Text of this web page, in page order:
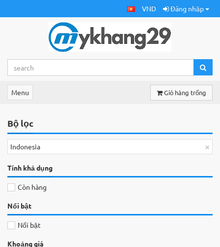
VND Đăng nhập
Menu Giỏ hàng trống
Bộ lọc
×
Indonesia
Tính khả dụng
Còn hàng
Nổi bật
Nổi bật
Khoảng giá